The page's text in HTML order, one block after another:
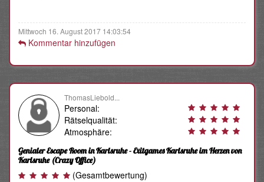
Mittwoch 16. August 2017 14:03:54
Kommentar hinzufügen
ThomasLiebold...
Personal:
Rätselqualität:
Atmosphäre:
Genialer Escape Room in Karlsruhe - Exitgames Karlsruhe im Herzen von
Karlsruhe(Crazy Office)
(Gesamtbewertung)